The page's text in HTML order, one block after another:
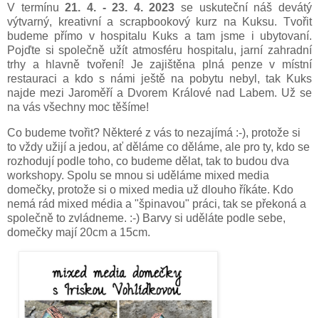
V termínu21. 4. - 23. 4. 2023 se uskuteční náš devátý
výtvarný, kreativní a scrapbookový kurz na Kuksu. Tvořit
budeme přímo v hospitalu Kuks a tam jsme i ubytovaní.
Pojďte si společně užít atmosféru hospitalu, jarní zahradní
trhy a hlavně tvoření! Je zajištěna plná penze v místní
restauraci a kdo s námi ještě na pobytu nebyl, tak Kuks
najde mezi Jaroměří a Dvorem Králové nad Labem. Už se
na vás všechny moc těšíme!
Co budeme tvořit? Některé z vás to nezajímá :-), protože si
to vždy užijí a jedou, ať děláme co děláme, ale pro ty, kdo se
rozhodují podle toho, co budeme dělat, tak to budou dva
workshopy. Spolu se mnou si uděláme mixed media
domečky, protože si o mixed media už dlouho říkáte. Kdo
nemá rád mixed média a "špinavou" práci, tak se překoná a
společně to zvládneme. :-) Barvy si uděláte podle sebe,
domečky mají 20cm a 15cm.